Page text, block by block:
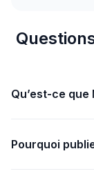
Qu’est-ce que
secteur de la
Pourquoi